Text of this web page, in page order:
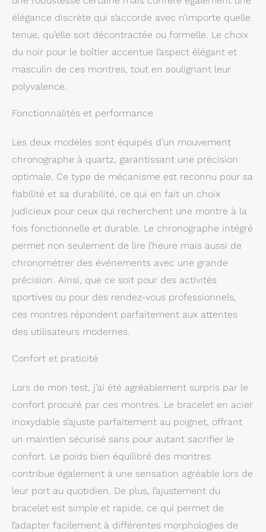
importé produit 2: Boîte
ronde en acier
inoxydable avec cadran
noir produit 2: Bracelet
en cuir brun foncé
élégance discrète qui s’accorde avec n’importe quelle
tenue, qu’elle soit décontractée ou formelle. Le choix
du noir pour le boîtier accentue l’aspect élégant et
masculin de ces montres, tout en soulignant leur
polyvalence.
Fonctionnalités et performance
Les deux modèles sont équipés d’un mouvement
chronographe à quartz, garantissant une précision
optimale. Ce type de mécanisme est reconnu pour sa
fiabilité et sa durabilité, ce qui en fait un choix
judicieux pour ceux qui recherchent une montre à la
fois fonctionnelle et durable. Le chronographe intégré
permet non seulement de lire l’heure mais aussi de
chronométrer des événements avec une grande
précision. Ainsi, que ce soit pour des activités
sportives ou pour des rendez-vous professionnels,
ces montres répondent parfaitement aux attentes
des utilisateurs modernes.
Confort et praticité
Lors de mon test, j’ai été agréablement surpris par le
confort procuré par ces montres. Le bracelet en acier
inoxydable s’ajuste parfaitement au poignet, offrant
un maintien sécurisé sans pour autant sacrifier le
confort. Le poids bien équilibré des montres
contribue également à une sensation agréable lors de
leur port au quotidien. De plus, l’ajustement du
bracelet est simple et rapide, ce qui permet de
l’adapter facilement à différentes morphologies de